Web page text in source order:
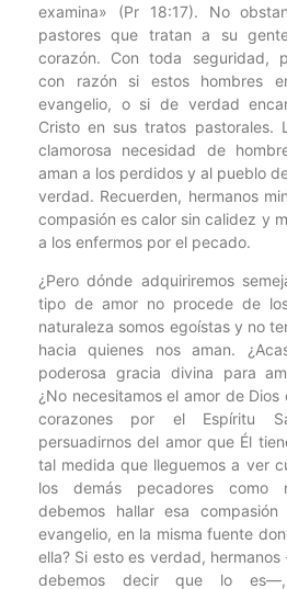
examina» (Pr 18:17). No
pastores que tratan a su
corazón. Con toda seguridad,
con razón si estos hombres
evangelio, o si de verdad
Cristo en sus tratos pastorales.
clamorosa necesidad de
aman a los perdidos y al pueblo
verdad. Recuerden, hermanos
compasión es calor sin calidez y
a los enfermos por el pecado.
¿Pero dónde adquiriremos
tipo de amor no procede de
naturaleza somos egoístas y no
hacia quienes nos aman.
poderosa gracia divina para
¿No necesitamos el amor de
corazones por el Espíritu
persuadirnos del amor que Él
tal medida que lleguemos a ver
los demás pecadores como
debemos hallar esa
evangelio, en la misma fuente
ella? Si esto es verdad,
debemos decir que lo es—,